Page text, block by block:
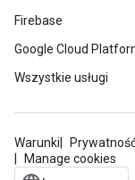
Firebase
Google Cloud
Wszystkie usługi
Warunki
Manage cookies